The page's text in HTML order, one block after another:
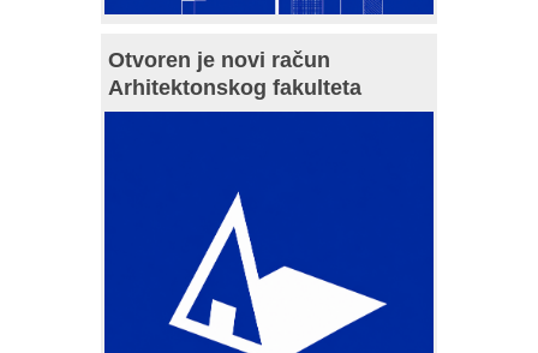
Otvoren je novi račun
Arhitektonskog fakulteta